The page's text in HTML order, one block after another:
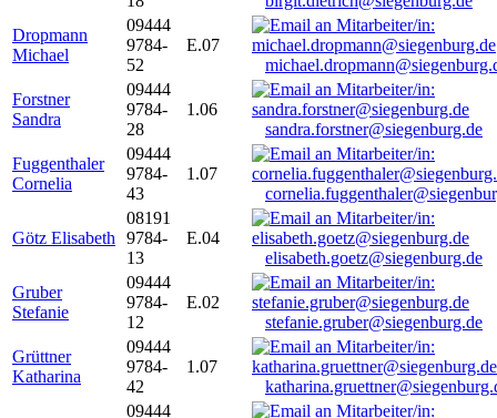
Dropmann
Michael
09444
9784-
52
E.07
Forstner
Sandra
09444
9784-
28
1.06
sandra.forstner@siegenburg.de
Fuggenthaler
Cornelia
09444
9784-
43
1.07
Götz Elisabeth
08191
9784-
13
E.04
elisabeth.goetz@siegenburg.de
Gruber
Stefanie
09444
9784-
12
E.02
stefanie.gruber@siegenburg.de
Grüttner
Katharina
09444
9784-
42
1.07
09444